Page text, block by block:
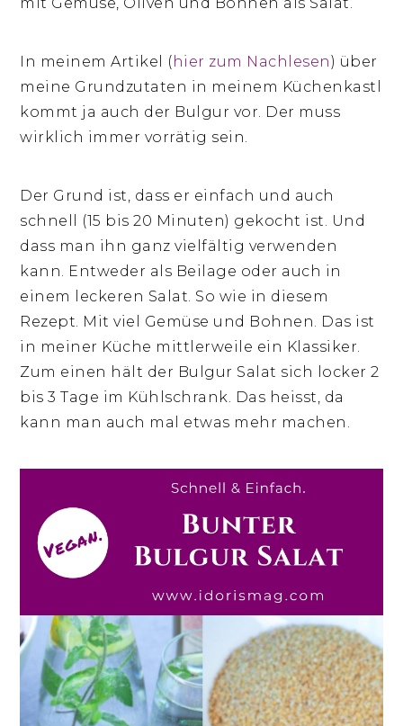
In meinem Artikel (hier zum Nachlesen) über
meine Grundzutaten in meinem Küchenkastl
kommt ja auch der Bulgur vor. Der muss
wirklich immer vorrätig sein.
Der Grund ist, dass er einfach und auch
schnell (15 bis 20 Minuten) gekocht ist. Und
dass man ihn ganz vielfältig verwenden
kann. Entweder als Beilage oder auch in
einem leckeren Salat. So wie in diesem
Rezept. Mit viel Gemüse und Bohnen. Das ist
in meiner Küche mittlerweile ein Klassiker.
Zum einen hält der Bulgur Salat sich locker 2
bis 3 Tage im Kühlschrank. Das heisst, da
kann man auch mal etwas mehr machen.